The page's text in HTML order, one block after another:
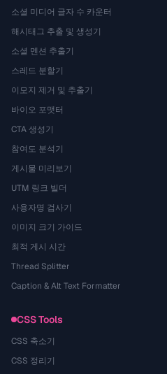
소셜 미디어 글자 수 카운터
해시태그 추출 및 생성기
소셜 멘션 추출기
스레드 분할기
이모지 제거 및 추출기
바이오 포맷터
CTA 생성기
참여도 분석기
게시물 미리보기
UTM 링크 빌더
사용자명 검사기
이미지 크기 가이드
최적 게시 시간
Thread Splitter
Caption & Alt Text Formatter
CSS Tools
CSS 축소기
CSS 정리기